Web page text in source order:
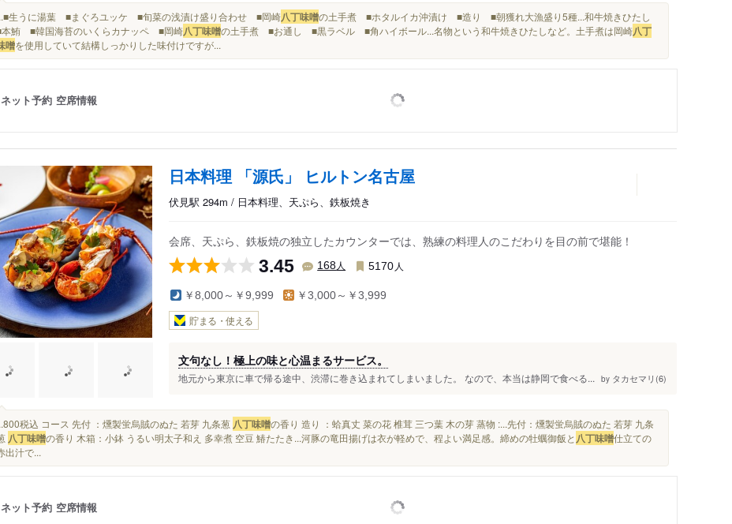
生うに湯葉 ■まぐろユッケ ■旬菜の浅漬け盛り合わせ ■岡崎八丁味噌の土手煮 ■ホタルイカ沖漬け ■造り ■朝獲れ大漁盛り5種...和牛焼きひたし
鮪 ■韓国海苔のいくらカナッペ ■岡崎八丁味噌の土手煮 ■お通し ■黒ラベル ■角ハイボール...名物という和牛焼きひたしなど。土手煮は岡崎八丁
噌を使用していて結構しっかりした味付けですが...
ネット予約 空席情報
日本料理 「源氏」 ヒルトン名古屋
伏見駅 294m / 日本料理、天ぷら、鉄板焼き
会席、天ぷら、鉄板焼の独立したカウンターでは、熟練の料理人のこだわりを目の前で堪能！
3.45 168人 5170 人
￥8,000～￥9,999 ￥3,000～￥3,999
貯まる・使える
文句なし！極上の味と心温まるサービス。
地元から東京に車で帰る途中、渋滞に巻き込まれてしまいました。 なので、本当は静岡で食べる... by タカセマリ(6)
税込 コース 先付 ：燻製蛍烏賊のぬた 若芽 九条葱 八丁味噌の香り 造り ：蛤真丈 菜の花 椎茸 三つ葉 木の芽 蒸物 :...先付：燻製蛍烏賊のぬた 若芽 九条
八丁味噌の香り 木箱：小鉢 うるい明太子和え 多幸煮 空豆 鰆たたき...河豚の竜田揚げは衣が軽めで、程よい満足感。締めの牡蠣御飯と 八丁味噌仕立ての
出汁で...
ネット予約 空席情報